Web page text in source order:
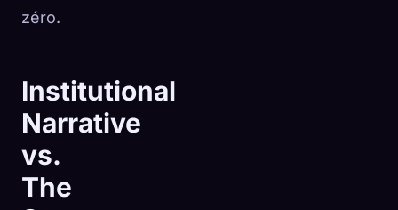
zéro.
Institutional
Narrative
vs.
The